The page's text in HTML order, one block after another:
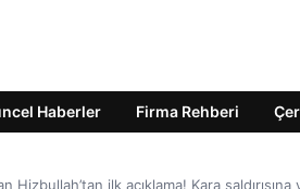
Haberler Firma Rehberi
Hizbullah’tan ilk açıklama! Kara